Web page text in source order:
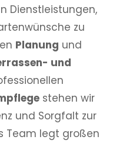
Dienstleistungen,
zu
Planung und
und
stehen wir
und Sorgfalt zur
Team legt großen